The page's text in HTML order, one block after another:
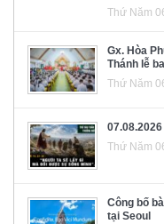
Thứ Năm
Gx. Hòa
Thánh lễ
Thứ Năm
Thứ Năm
Công bố
tại Seoul